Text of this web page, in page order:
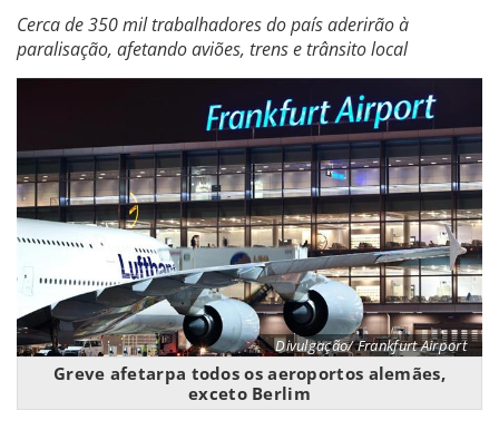
Cerca de 350 mil trabalhadores do país aderirão à
paralisação, afetando aviões, trens e trânsito local
Divulgação/ Frankfurt Airport
Greve afetarpa todos os aeroportos alemães,
exceto Berlim